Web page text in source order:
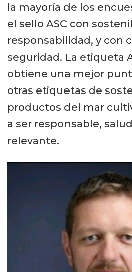
la mayoría de los
el sello ASC con
responsabilidad, y con
seguridad. La etiqueta
obtiene una mejor
otras etiquetas de
productos del mar
a ser responsable,
relevante.